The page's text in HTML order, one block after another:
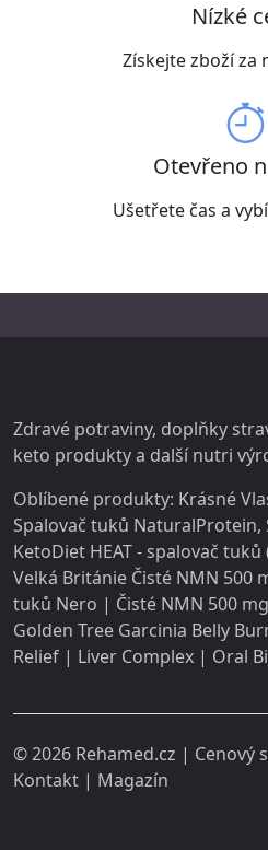
Nízké
Získejte zboží za
Otevřeno
Ušetřete čas a
Zdravé potraviny, doplňky
keto produkty a další nutri
Oblíbené produkty: Krásné
Spalovač tuků NaturalProtein,
KetoDiet HEAT - spalovač tuků
Velká Británie Čisté NMN 500
tuků Nero | Čisté NMN 500 mg
Golden Tree Garcinia Belly
Relief | Liver Complex | Oral
© 2026 Rehamed.cz | Cenový
Kontakt | Magazín